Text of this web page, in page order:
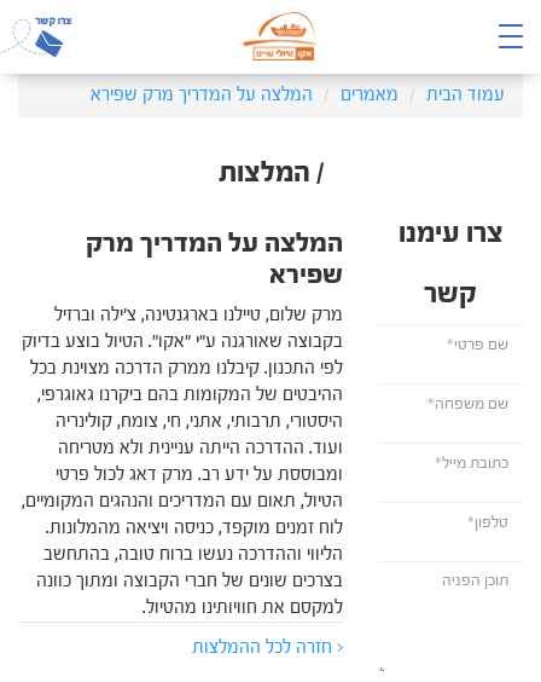
עמוד הבית מאמרים המלצה על המדריך מרק שפירא
/ המלצות
צרו עימנו
קשר
המלצה על המדריך מרק
שפירא
מרק שלום, טיילנו בארגנטינה, צ'ילה וברזיל
בקבוצה שאורגנה ע"י "אקו". הטיול בוצע בדיוק
לפי התכנון. קיבלנו ממרק הדרכה מצוינת בכל
ההיבטים של המקומות בהם ביקרנו גאוגרפי,
היסטורי, תרבותי, אתני, חי, צומח, קולינריה
ועוד. ההדרכה הייתה עניינית ולא מטריחה
ומבוססת על ידע רב. מרק דאג לכול פרטי
הטיול, תאום עם המדריכים והנהגים המקומיים,
לוח זמנים מוקפד, כניסה ויציאה מהמלונות.
הליווי וההדרכה נעשו ברוח טובה, בהתחשב
בצרכים שונים של חברי הקבוצה ומתוך כוונה
למקסם את חוויותינו מהטיול.
< חזרה לכל ההמלצות